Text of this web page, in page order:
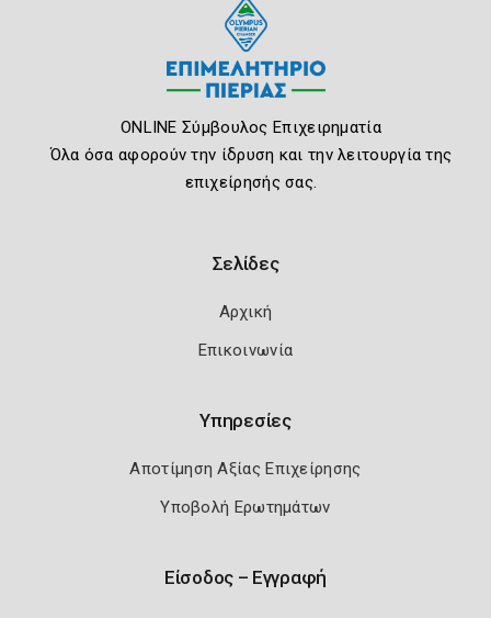
ONLINE Σύμβουλος Επιχειρηματία
Όλα όσα αφορούν την ίδρυση και την λειτουργία της
επιχείρησής σας.
Σελίδες
Αρχική
Επικοινωνία
Υπηρεσίες
Αποτίμηση Αξίας Επιχείρησης
Υποβολή Ερωτημάτων
Είσοδος – Εγγραφή